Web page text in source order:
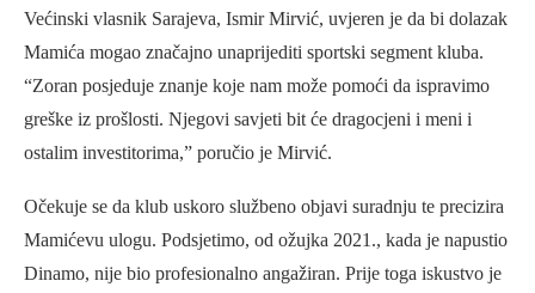
Većinski vlasnik Sarajeva, Ismir Mirvić, uvjeren je da bi dolazak
Mamića mogao značajno unaprijediti sportski segment kluba.
“Zoran posjeduje znanje koje nam može pomoći da ispravimo
greške iz prošlosti. Njegovi savjeti bit će dragocjeni i meni i
ostalim investitorima,” poručio je Mirvić.
Očekuje se da klub uskoro službeno objavi suradnju te precizira
Mamićevu ulogu. Podsjetimo, od ožujka 2021., kada je napustio
Dinamo, nije bio profesionalno angažiran. Prije toga iskustvo je